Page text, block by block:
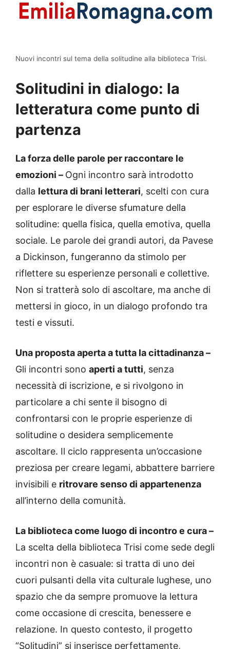
Nuovi incontri sul tema della solitudine alla biblioteca Trisi.
Solitudini in dialogo: la
letteratura come punto di
partenza
La forza delle parole per raccontare le
emozioni – Ogni incontro sarà introdotto
dalla lettura di brani letterari, scelti con cura
per esplorare le diverse sfumature della
solitudine: quella fisica, quella emotiva, quella
sociale. Le parole dei grandi autori, da Pavese
a Dickinson, fungeranno da stimolo per
riflettere su esperienze personali e collettive.
Non si tratterà solo di ascoltare, ma anche di
mettersi in gioco, in un dialogo profondo tra
testi e vissuti.
Una proposta aperta a tutta la cittadinanza –
Gli incontri sono aperti a tutti, senza
necessità di iscrizione, e si rivolgono in
particolare a chi sente il bisogno di
confrontarsi con le proprie esperienze di
solitudine o desidera semplicemente
ascoltare. Il ciclo rappresenta un’occasione
preziosa per creare legami, abbattere barriere
invisibili e ritrovare senso di appartenenza
all’interno della comunità.
La biblioteca come luogo di incontro e cura –
La scelta della biblioteca Trisi come sede degli
incontri non è casuale: si tratta di uno dei
cuori pulsanti della vita culturale lughese, uno
spazio che da sempre promuove la lettura
come occasione di crescita, benessere e
relazione. In questo contesto, il progetto
“Solitudini” si inserisce perfettamente,